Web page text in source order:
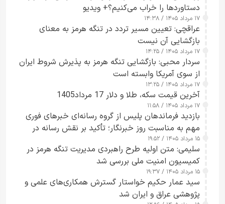
دستاوردها را خراب می‌کنیم؟+ ویدیو
۱۷ مرداد ۱۴۰۵ / ۱۴:۳۸
عراقچی: تعیین مسیر تردد در تنگه هرمز به معنای
بازگشایی آن نیست
۱۷ مرداد ۱۴۰۵ / ۱۴:۲۵
سردار محبی: بازگشایی تنگه هرمز به پذیرش شروط ایران
از سوی آمریکا وابسته است
۱۷ مرداد ۱۴۰۵ / ۱۳:۲۵
آخرین قیمت سکه، طلا و دلار 17 مرداد1405
۱۷ مرداد ۱۴۰۵ / ۱۱:۵۸
بازدید فرماندهان پلیس از گروه رسانه‌ای خبرهای فوری
مهم به مناسبت روز خبرنگار؛ تأکید بر نقش رسانه در
تقویت امنیت و اعتماد عمومی
۱۵ مرداد ۱۴۰۵ / ۱۹:۵۲
سلیمی: متن اولیه طرح راهبردی مدیریت تنگه هرمز در
کمیسیون امنیت ملی بررسی شد
۱۵ مرداد ۱۴۰۵ / ۱۹:۳۷
سید عمار حکیم خواستار گسترش همکاری‌های علمی و
پژوهشی عراق و ایران شد